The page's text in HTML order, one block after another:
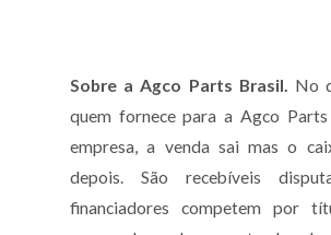
Sobre a Agco Parts Brasil. No
quem fornece para a Agco Parts
empresa, a venda sai mas o
depois. São recebíveis
financiadores competem por